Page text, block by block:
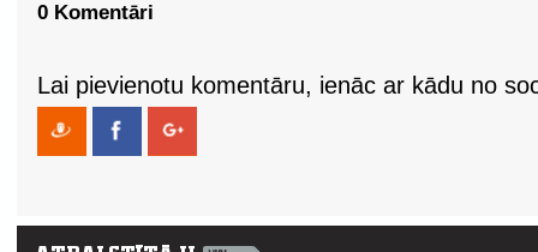
0 Komentāri
Lai pievienotu komentāru, ienāc ar kādu no